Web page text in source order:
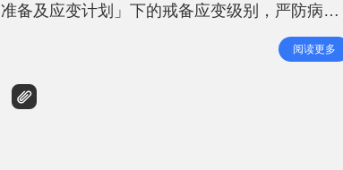
备及应变计划」下的戒备应变级别，严防病毒
节目表示，今次在非洲扩散的「本迪布焦型」
个星期，在非洲当地可能有更严重爆发。他指
阅读更多